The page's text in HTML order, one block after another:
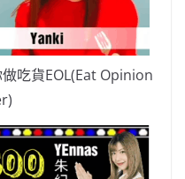
吃貨EOL(Eat Opinion